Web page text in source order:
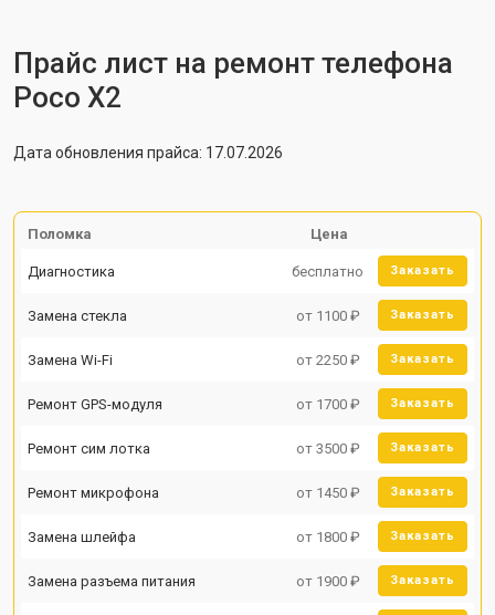
Прайс лист на ремонт телефона
Poco X2
Дата обновления прайса: 17.07.2026
Поломка Цена
Диагностика бесплатно Заказать
Замена стекла от 1100 ₽ Заказать
Замена Wi-Fi от 2250 ₽ Заказать
Ремонт GPS-модуля от 1700 ₽ Заказать
Ремонт сим лотка от 3500 ₽ Заказать
Ремонт микрофона от 1450 ₽ Заказать
Замена шлейфа от 1800 ₽ Заказать
Замена разъема питания от 1900 ₽ Заказать